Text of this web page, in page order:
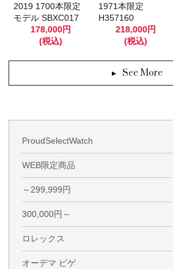
2019 1700本限定
モデル SBXC017
178,000円
(税込)
1971本限定
H357160
218,000円
(税込)
See More
ProudSelectWatch
WEB限定商品
～299,999円
300,000円～
ロレックス
オーデマ ピゲ